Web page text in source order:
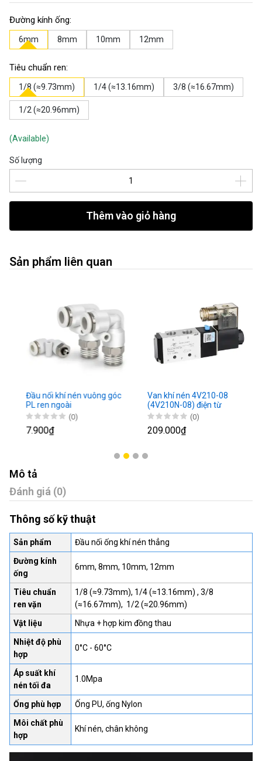
Đường kính ống:
6mm 8mm 10mm 12mm
Tiêu chuẩn ren:
1/8 (≈9.73mm) 1/4 (≈13.16mm) 3/8 (≈16.67mm)
1/2 (≈20.96mm)
(Available)
Số lượng
Thêm vào giỏ hàng
Sản phẩm liên quan
Đầu nối khí nén vuông góc
PL ren ngoài
(0)
7.900₫
Van khí nén 4V210-08
(4V210N-08) điện từ
(0)
209.000₫
Mô tả
Đánh giá (0)
Thông số kỹ thuật
Sản phẩm
Đầu nối ống khí nén thẳng
Đường kính
ống
6mm, 8mm, 10mm, 12mm
Tiêu chuẩn
ren vặn
1/8 (≈9.73mm), 1/4 (≈13.16mm) , 3/8
(≈16.67mm), 1/2 (≈20.96mm)
Vật liệu
Nhựa + hợp kim đồng thau
Nhiệt độ phù
hợp
0°C - 60°C
Áp suất khí
nén tối đa
1.0Mpa
Ống phù hợp
Ống PU, ống Nylon
Môi chất phù
hợp
Khí nén, chân không